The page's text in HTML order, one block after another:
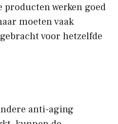
werken goed
moeten vaak
voor hetzelfde
anti-aging